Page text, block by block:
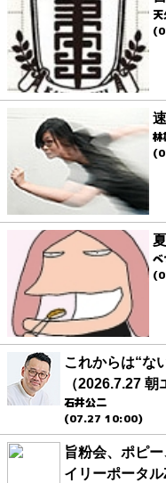
林
べ
これからは“な
（2026.7.27 朝
石井公二
(07.27 10:00)
旨粉会、ポピ
イリーポータ